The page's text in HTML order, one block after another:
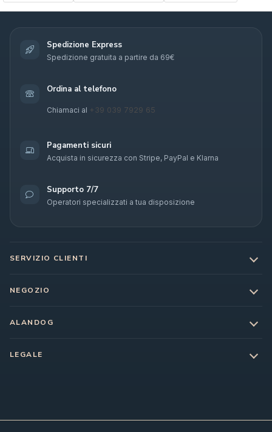
Spedizione Express
Spedizione gratuita a partire da 69€
Ordina al telefono
Chiamaci al +39 039 7929 65
Pagamenti sicuri
Acquista in sicurezza con Stripe, PayPal e Klarna
Supporto 7/7
Operatori specializzati a tua disposizione
SERVIZIO CLIENTI
NEGOZIO
ALANDOG
LEGALE